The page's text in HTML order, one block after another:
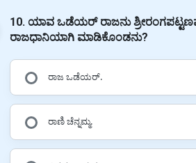
10. ಯಾವ ಒಡೆಯರ್ ರಾಜನು
ರಾಜಧಾನಿಯಾಗಿ ಮಾಡಿಕೊಂಡನು?
ರಾಜ ಒಡೆಯರ್.
ರಾಣಿ ಚೆನ್ನಮ್ಮ.